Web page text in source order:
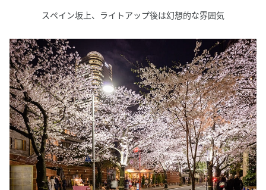
スペイン坂上、ライトアップ後は幻想的な雰囲気